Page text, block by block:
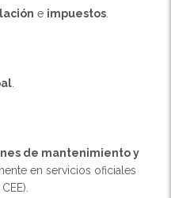
e impuestos
de mantenimiento y
en servicios oficiales